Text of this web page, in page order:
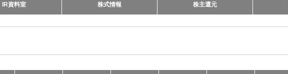
IR資料室 株式情報 株主還元